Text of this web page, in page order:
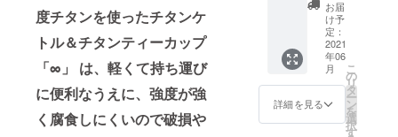
度チタンを使ったチタンケ
トル＆チタンティーカップ
「∞」 は、軽くて持ち運び
に便利なうえに、強度が強
く腐食しにくいので破損や
ださ
い。 ※
ご注文
状況、
使用部
材の供
給状
況、製
込】
100名様
限定価
般販売
予定価
格の
7000円
から
お届
け予
定：
2021
年06
月
詳細を見る
こ
の
リ
タ
ー
ン
を
選
択
す